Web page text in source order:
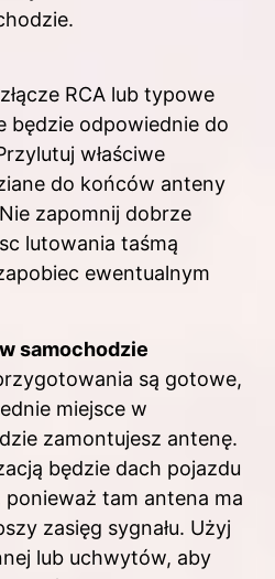
RCA lub typowe
będzie odpowiednie do
właściwe
do końców anteny
zapomnij dobrze
lutowania taśmą
ewentualnym
samochodzie
są gotowe,
miejsce w
zamontujesz antenę.
będzie dach pojazdu
ponieważ tam antena ma
zasięg sygnału. Użyj
lub uchwytów, aby